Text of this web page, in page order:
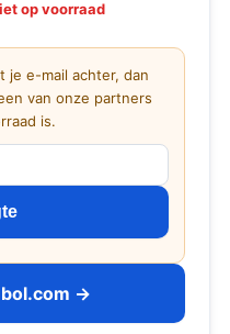
op voorraad
je e-mail achter, dan
van onze partners
is.
bol.com →